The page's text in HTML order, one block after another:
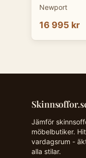
Newport
16 995 kr
Jämför
möbelbutiker.
vardagsrum -
alla stilar.